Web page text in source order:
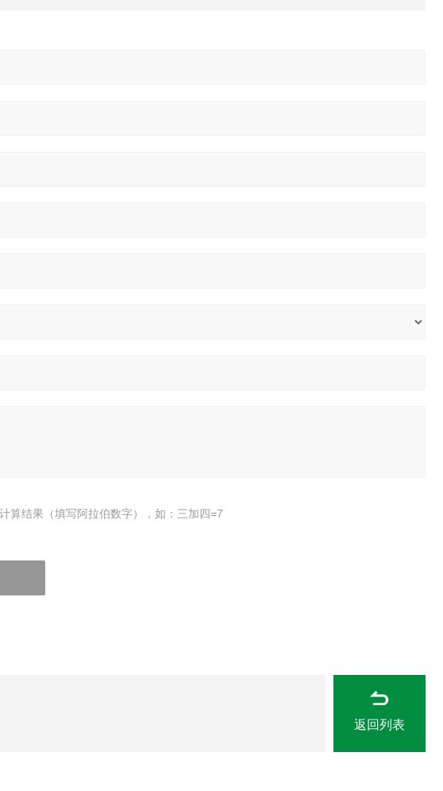
算结果（填写阿拉伯数字），如：三加四=7
返回列表